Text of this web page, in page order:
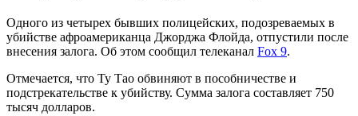
Одного из четырех бывших полицейских, подозреваемых в
убийстве афроамериканца Джорджа Флойда, отпустили после
внесения залога. Об этом сообщил телеканал Fox 9.
Отмечается, что Ту Тао обвиняют в пособничестве и
подстрекательстве к убийству. Сумма залога составляет 750
тысяч долларов.